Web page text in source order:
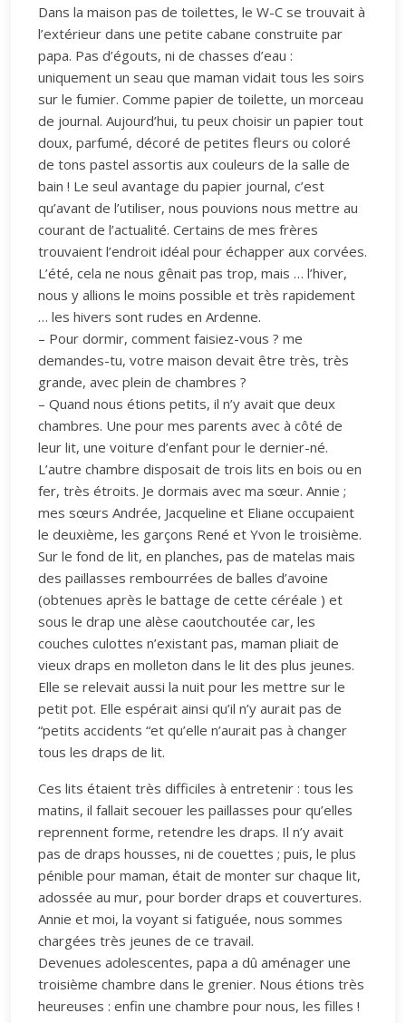
Dans la maison pas de toilettes, le W-C se trouvait à
l’extérieur dans une petite cabane construite par
papa. Pas d’égouts, ni de chasses d’eau :
uniquement un seau que maman vidait tous les soirs
sur le fumier. Comme papier de toilette, un morceau
de journal. Aujourd’hui, tu peux choisir un papier tout
doux, parfumé, décoré de petites fleurs ou coloré
de tons pastel assortis aux couleurs de la salle de
bain ! Le seul avantage du papier journal, c’est
qu’avant de l’utiliser, nous pouvions nous mettre au
courant de l’actualité. Certains de mes frères
trouvaient l’endroit idéal pour échapper aux corvées.
L’été, cela ne nous gênait pas trop, mais … l’hiver,
nous y allions le moins possible et très rapidement
… les hivers sont rudes en Ardenne.
– Pour dormir, comment faisiez-vous ? me
demandes-tu, votre maison devait être très, très
grande, avec plein de chambres ?
– Quand nous étions petits, il n’y avait que deux
chambres. Une pour mes parents avec à côté de
leur lit, une voiture d’enfant pour le dernier-né.
L’autre chambre disposait de trois lits en bois ou en
fer, très étroits. Je dormais avec ma sœur. Annie ;
mes sœurs Andrée, Jacqueline et Eliane occupaient
le deuxième, les garçons René et Yvon le troisième.
Sur le fond de lit, en planches, pas de matelas mais
des paillasses rembourrées de balles d’avoine
(obtenues après le battage de cette céréale ) et
sous le drap une alèse caoutchoutée car, les
couches culottes n’existant pas, maman pliait de
vieux draps en molleton dans le lit des plus jeunes.
Elle se relevait aussi la nuit pour les mettre sur le
petit pot. Elle espérait ainsi qu’il n’y aurait pas de
“petits accidents “et qu’elle n’aurait pas à changer
tous les draps de lit.
Ces lits étaient très difficiles à entretenir : tous les
matins, il fallait secouer les paillasses pour qu’elles
reprennent forme, retendre les draps. Il n’y avait
pas de draps housses, ni de couettes ; puis, le plus
pénible pour maman, était de monter sur chaque lit,
adossée au mur, pour border draps et couvertures.
Annie et moi, la voyant si fatiguée, nous sommes
chargées très jeunes de ce travail.
Devenues adolescentes, papa a dû aménager une
troisième chambre dans le grenier. Nous étions très
heureuses : enfin une chambre pour nous, les filles !